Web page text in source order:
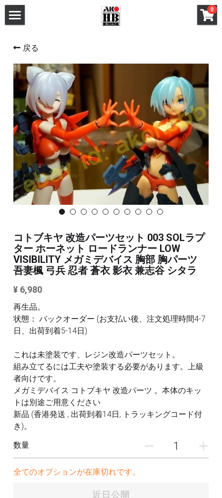
0
改造キット (MG と 1/100)
改造キット (PG/RG/HG/SD)
デカール
FAガール/メガミデ など 改造パーツ
FAガール/メガミデ など 塗装済パーツ
布服 着物
その他/ツール
FAQ /配送ポリシー
お問い合わせ
利用規約
商品カテゴリー
すべてのカテゴリー
メタルパーツ
MG と 1/100 改造キット
UC
フレームアームズ ガール / メガミデバイス
改造パーツ
全商品のリスト
検索
戻る
コトブキヤ 改造パーツセット 003 SOLラプ
ター ホーネット ロードランナー LOW
VISIBILITY メガミデバイス 胸部 胸パーツ
吾妻楓 弓兵 忍者 蒼衣 影衣 兼志谷 シタラ
¥ 6,980
再生品。
状態： バックオーダー (お支払い後、注文処理時間4-7
日、出荷到着5-14日)
これは未塗装です、レジン改造パーツセット。
組み立てるには工夫や塗装する必要があります。上級
者向けです。
メガミデバイス コトブキヤ 改造パーツ 。本体のキッ
トは別途ご用意ください
新品 (香港発送 , 出荷到着14日, トラッキングコード付
き)。
数量
全てのオプションが在庫切れです。
近日公開
×
ストアカテゴリー
すべてのカテゴリー
メタルパーツ
MG と 1/100 改造キット
PG RG HG SD 改造キット
フレームアームズ ガール / メガミデバイス 改造
パーツ
フレームアームズ ガール / メガミデバイス 塗装
済パーツ
布服 着物
デカール
その他 ツール